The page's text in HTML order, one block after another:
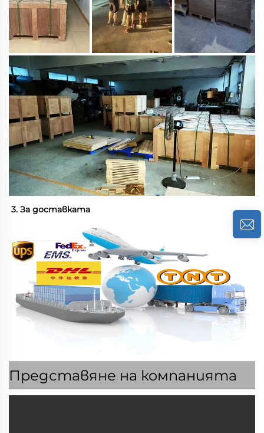
3. За доставката
Представяне на компанията